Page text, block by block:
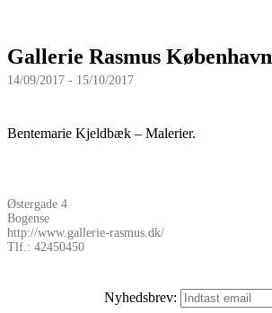
Gallerie Rasmus København
14/09/2017 - 15/10/2017
Bentemarie Kjeldbæk – Malerier.
Østergade 4
Bogense
http://www.gallerie-rasmus.dk/
Tlf.: 42450450
Nyhedsbrev: